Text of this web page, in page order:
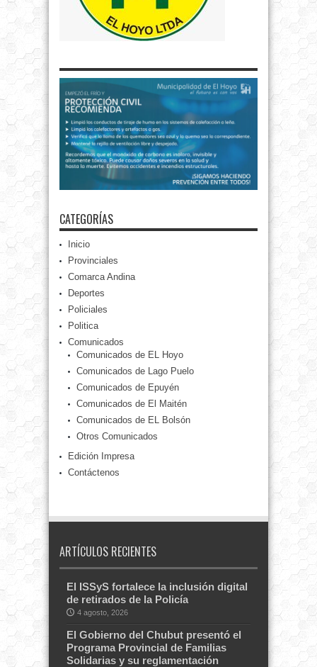
CATEGORÍAS
Inicio
Provinciales
Comarca Andina
Deportes
Policiales
Politica
Comunicados
Comunicados de EL Hoyo
Comunicados de Lago Puelo
Comunicados de Epuyén
Comunicados de El Maitén
Comunicados de EL Bolsón
Otros Comunicados
Edición Impresa
Contáctenos
ARTÍCULOS RECIENTES
El ISSyS fortalece la inclusión digital
de retirados de la Policía
4 agosto, 2026
El Gobierno del Chubut presentó el
Programa Provincial de Familias
Solidarias y su reglamentación